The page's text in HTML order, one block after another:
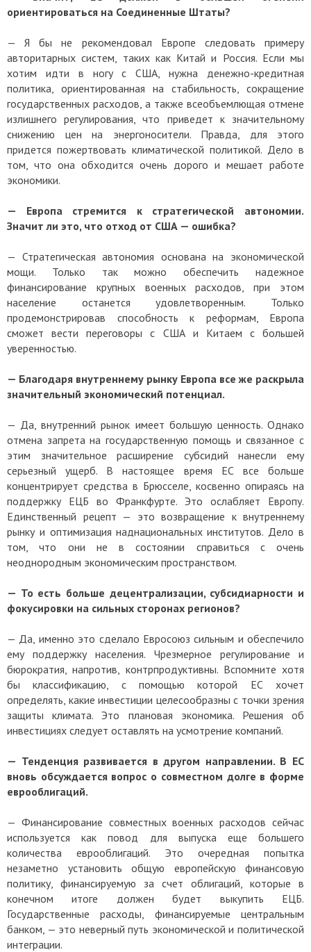
ориентироваться на Соединенные Штаты?
— Я бы не рекомендовал Европе следовать примеру
авторитарных систем, таких как Китай и Россия. Если мы
хотим идти в ногу с США, нужна денежно-кредитная
политика, ориентированная на стабильность, сокращение
государственных расходов, а также всеобъемлющая отмене
излишнего регулирования, что приведет к значительному
снижению цен на энергоносители. Правда, для этого
придется пожертвовать климатической политикой. Дело в
том, что она обходится очень дорого и мешает работе
экономики.
— Европа стремится к стратегической автономии.
Значит ли это, что отход от США — ошибка?
— Стратегическая автономия основана на экономической
мощи. Только так можно обеспечить надежное
финансирование крупных военных расходов, при этом
население останется удовлетворенным. Только
продемонстрировав способность к реформам, Европа
сможет вести переговоры с США и Китаем с большей
уверенностью.
— Благодаря внутреннему рынку Европа все же раскрыла
значительный экономический потенциал.
— Да, внутренний рынок имеет большую ценность. Однако
отмена запрета на государственную помощь и связанное с
этим значительное расширение субсидий нанесли ему
серьезный ущерб. В настоящее время ЕС все больше
концентрирует средства в Брюсселе, косвенно опираясь на
поддержку ЕЦБ во Франкфурте. Это ослабляет Европу.
Единственный рецепт — это возвращение к внутреннему
рынку и оптимизация наднациональных институтов. Дело в
том, что они не в состоянии справиться с очень
неоднородным экономическим пространством.
— То есть больше децентрализации, субсидиарности и
фокусировки на сильных сторонах регионов?
— Да, именно это сделало Евросоюз сильным и обеспечило
ему поддержку населения. Чрезмерное регулирование и
бюрократия, напротив, контрпродуктивны. Вспомните хотя
бы классификацию, с помощью которой ЕС хочет
определять, какие инвестиции целесообразны с точки зрения
защиты климата. Это плановая экономика. Решения об
инвестициях следует оставлять на усмотрение компаний.
— Тенденция развивается в другом направлении. В ЕС
вновь обсуждается вопрос о совместном долге в форме
еврооблигаций.
— Финансирование совместных военных расходов сейчас
используется как повод для выпуска еще большего
количества еврооблигаций. Это очередная попытка
незаметно установить общую европейскую финансовую
политику, финансируемую за счет облигаций, которые в
конечном итоге должен будет выкупить ЕЦБ.
Государственные расходы, финансируемые центральным
банком, — это неверный путь экономической и политической
интеграции.